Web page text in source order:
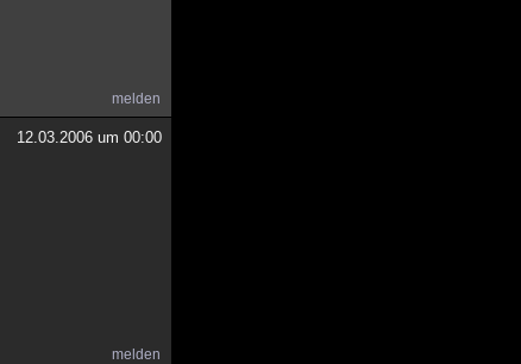
melden
12.03.2006 um 00:00
melden